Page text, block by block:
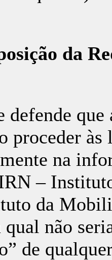
da
defende
proceder
na
–
da
qual não
de